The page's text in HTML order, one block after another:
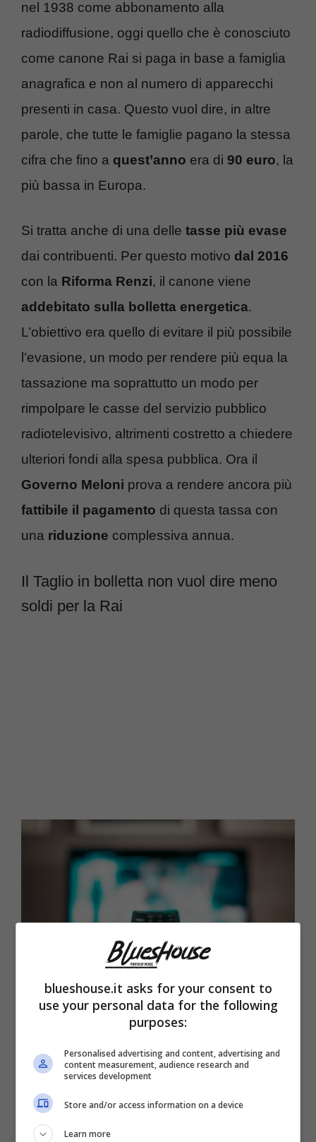
nel 1938 come abbonamento alla
radiodiffusione, oggi quello che è conosciuto
come canone Rai si paga in base a famiglia
anagrafica e non al numero di apparecchi
presenti in casa. Questo vuol dire, in altre
parole, che tutte le famiglie pagano la stessa
cifra che fino a quest’anno era di 90 euro, la
più bassa in Europa.
Si tratta anche di una delle tasse più evase
dai contribuenti. Per questo motivo dal 2016
con la Riforma Renzi, il canone viene
addebitato sulla bolletta energetica.
L’obiettivo era quello di evitare il più possibile
l’evasione, un modo per rendere più equa la
tassazione ma soprattutto un modo per
rimpolpare le casse del servizio pubblico
radiotelevisivo, altrimenti costretto a chiedere
ulteriori fondi alla spesa pubblica. Ora il
Governo Meloni prova a rendere ancora più
fattibile il pagamento di questa tassa con
una riduzione complessiva annua.
Il Taglio in bolletta non vuol dire meno
soldi per la Rai
Canone ridotto non vuol dire meno soldi alla Rai
Ad annunciare la riduzione del Canone è
blueshouse.it asks for your consent to
use your personal data for the following
purposes:
Personalised advertising and content, advertising and
content measurement, audience research and
services development
Store and/or access information on a device
Learn more